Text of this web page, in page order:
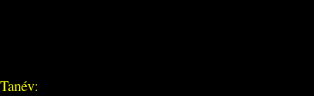
Tanév: